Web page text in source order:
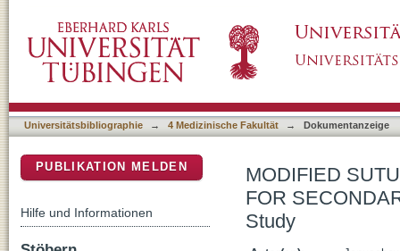
INTRAOCULAR LENS IMPLANTATION A
Universitätsbibliographie → 4 Medizinische Fakultät → Dokumentanzeige
MODIFIED
FOR
Study
PUBLIKATION MELDEN
Hilfe und Informationen